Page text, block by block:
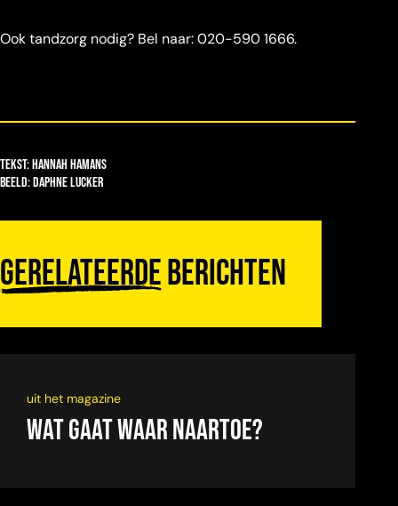
Ook tandzorg nodig? Bel naar: 020-590 1666.
Tekst: Hannah Hamans
beeld: daphne lucker
Gerelateerdeberichten
uit het magazine
Wat gaat waar naartoe?